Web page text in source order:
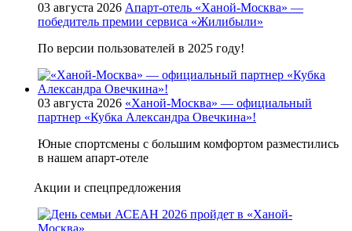
03 августа 2026 Апарт-отель «Ханой-Москва» —
победитель премии сервиса «Жилибыли»
По версии пользователей в 2025 году!
03 августа 2026 «Ханой-Москва» — официальный
партнер «Кубка Александра Овечкина»!
Юные спортсмены с большим комфортом разместились
в нашем апарт-отеле
Акции и спецпредложения